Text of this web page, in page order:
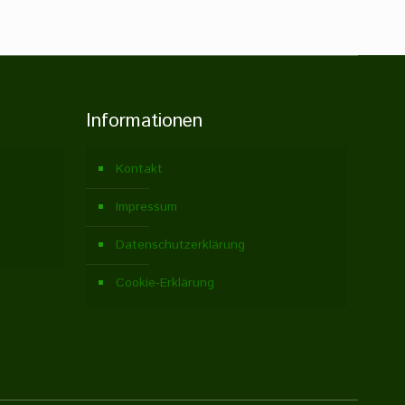
Informationen
Kontakt
Impressum
Datenschutzerklärung
Cookie-Erklärung